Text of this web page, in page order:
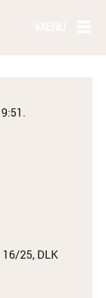
16/25, DLK